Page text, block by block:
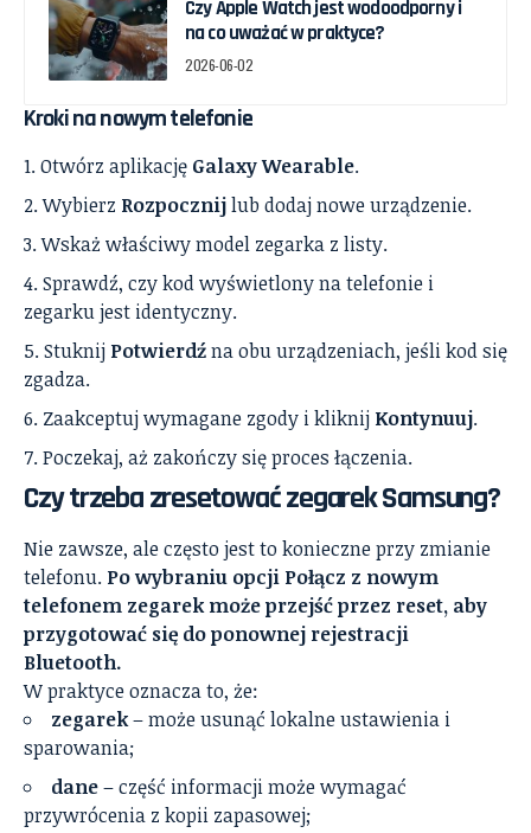
Czy Apple Watch jest wodoodporny i
na co uważać w praktyce?
2026-06-02
Kroki na nowym telefonie
Otwórz aplikację Galaxy Wearable.
Wybierz Rozpocznijlub dodaj nowe urządzenie.
Wskaż właściwy model zegarka z listy.
Sprawdź, czy kod wyświetlony na telefonie i
zegarku jest identyczny.
Stuknij Potwierdźna obu urządzeniach, jeśli kod się
zgadza.
Zaakceptuj wymagane zgody i kliknij Kontynuuj.
Poczekaj, aż zakończy się proces łączenia.
Czy trzeba zresetować zegarek Samsung?
Nie zawsze, ale często jest to konieczne przy zmianie
telefonu. Po wybraniu opcji Połącz z nowym
telefonem zegarek może przejść przez reset, aby
przygotować się do ponownej rejestracji
Bluetooth.
W praktyce oznacza to, że:
zegarek– może usunąć lokalne ustawienia i
sparowania;
dane– część informacji może wymagać
przywrócenia z kopii zapasowej;